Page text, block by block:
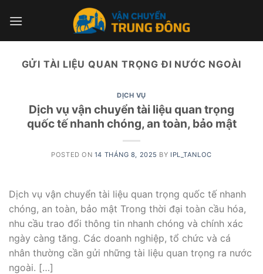
GỬI TÀI LIỆU QUAN TRỌNG ĐI NƯỚC NGOÀI
DỊCH VỤ
Dịch vụ vận chuyển tài liệu quan trọng
quốc tế nhanh chóng, an toàn, bảo mật
POSTED ON 14 THÁNG 8, 2025 BY IPL_TANLOC
Dịch vụ vận chuyển tài liệu quan trọng quốc tế nhanh
chóng, an toàn, bảo mật Trong thời đại toàn cầu hóa,
nhu cầu trao đổi thông tin nhanh chóng và chính xác
ngày càng tăng. Các doanh nghiệp, tổ chức và cá
nhân thường cần gửi những tài liệu quan trọng ra nước
ngoài. […]